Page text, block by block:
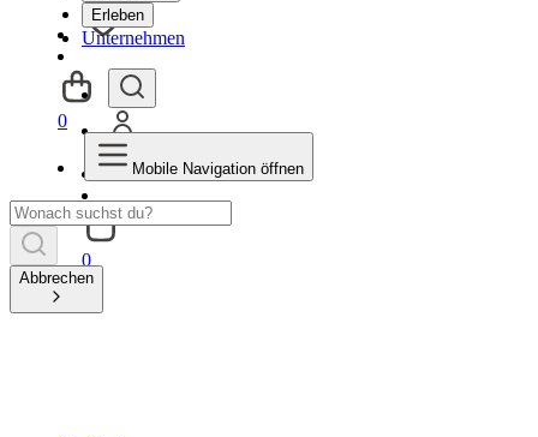
Erleben
Unternehmen
0
0
Mobile Navigation öffnen
Abbrechen